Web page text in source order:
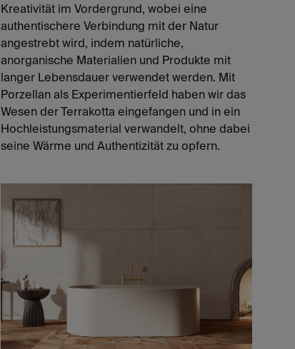
Kreativität im Vordergrund, wobei eine
authentischere Verbindung mit der Natur
angestrebt wird, indem natürliche,
anorganische Materialien und Produkte mit
langer Lebensdauer verwendet werden. Mit
Porzellan als Experimentierfeld haben wir das
Wesen der Terrakotta eingefangen und in ein
Hochleistungsmaterial verwandelt, ohne dabei
seine Wärme und Authentizität zu opfern.